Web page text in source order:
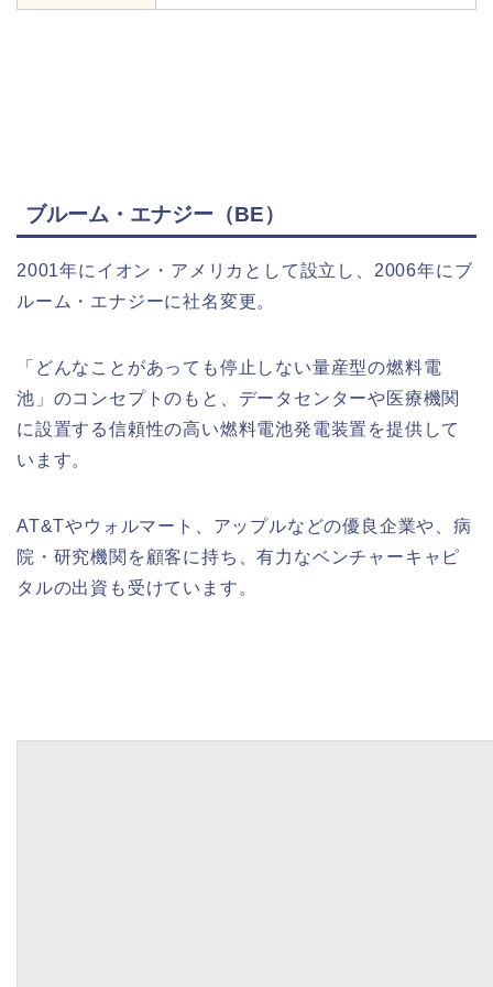
ブルーム・エナジー（BE）
2001年にイオン・アメリカとして設立し、2006年にブ
ルーム・エナジーに社名変更。
「どんなことがあっても停止しない量産型の燃料電
池」のコンセプトのもと、データセンターや医療機関
に設置する信頼性の高い燃料電池発電装置を提供して
います。
AT&Tやウォルマート、アップルなどの優良企業や、病
院・研究機関を顧客に持ち、有力なベンチャーキャピ
タルの出資も受けています。